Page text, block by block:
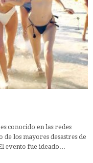
conocido en las redes
los mayores desastres de
evento fue ideado…